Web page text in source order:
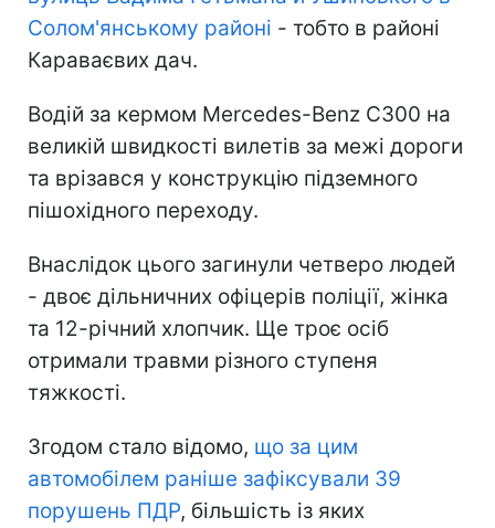
Солом'янському районі - тобто в районі
Караваєвих дач.
Водій за кермом Mercedes-Benz C300 на
великій швидкості вилетів за межі дороги
та врізався у конструкцію підземного
пішохідного переходу.
Внаслідок цього загинули четверо людей
- двоє дільничних офіцерів поліції, жінка
та 12-річний хлопчик. Ще троє осіб
отримали травми різного ступеня
тяжкості.
Згодом стало відомо, що за цим
автомобілем раніше зафіксували 39
порушень ПДР, більшість із яких